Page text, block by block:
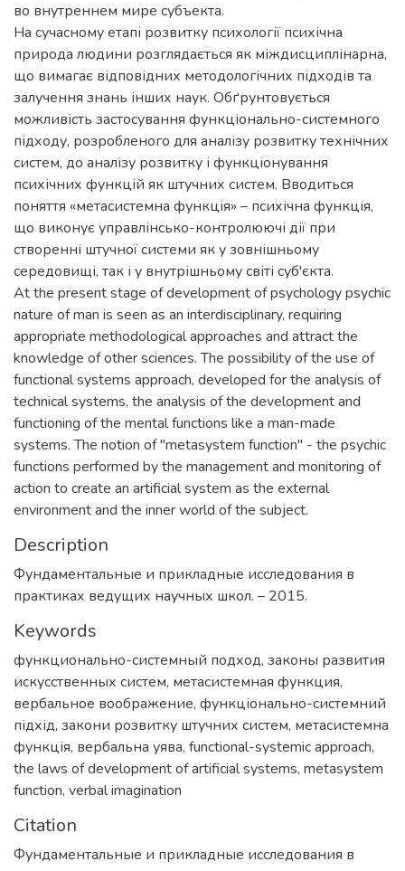
во внутреннем мире субъекта.
На сучасному етапі розвитку психології психічна
природа людини розглядається як міждисциплінарна,
що вимагає відповідних методологічних підходів та
залучення знань інших наук. Обґрунтовується
можливість застосування функціонально-системного
підходу, розробленого для аналізу розвитку технічних
систем, до аналізу розвитку і функціонування
психічних функцій як штучних систем. Вводиться
поняття «метасистемна функція» – психічна функція,
що виконує управлінсько-контролюючі дії при
створенні штучної системи як у зовнішньому
середовищі, так і у внутрішньому світі суб'єкта.
At the present stage of development of psychology psychic
nature of man is seen as an interdisciplinary, requiring
appropriate methodological approaches and attract the
knowledge of other sciences. The possibility of the use of
functional systems approach, developed for the analysis of
technical systems, the analysis of the development and
functioning of the mental functions like a man-made
systems. The notion of "metasystem function" - the psychic
functions performed by the management and monitoring of
action to create an artificial system as the external
environment and the inner world of the subject.
Description
Фундаментальные и прикладные исследования в
практиках ведущих научных школ. – 2015.
Keywords
функционально-системный подход, законы развития
искусственных систем, метасистемная функция,
вербальное воображение, функціонально-системний
підхід, закони розвитку штучних систем, метасистемна
функція, вербальна уява, functional-systemic approach,
the laws of development of artificial systems, metasystem
function, verbal imagination
Citation
Фундаментальные и прикладные исследования в